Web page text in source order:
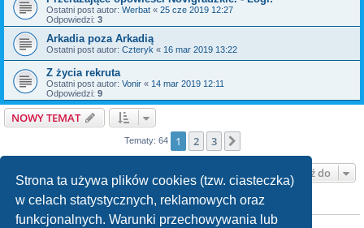
Strona ta używa plików cookies (tzw. ciasteczka)
w celach statystycznych, reklamowych oraz
funkcjonalnych. Warunki przechowywania lub
Ostatni post autor: Werbat « 25 cze 2019 12:27
Odpowiedzi: 3
Arkadia poza Arkadią
Ostatni post autor: Czteryk « 16 mar 2019 13:22
Z życia rekruta
Ostatni post autor: Vonir « 14 mar 2019 12:11
Odpowiedzi: 9
NOWY TEMAT
Tematy: 64 1 2 3
Przejdź do
TWOJE UPRAWNIENIA NA TYM FORUM
Nie możesztworzyć nowych tematów